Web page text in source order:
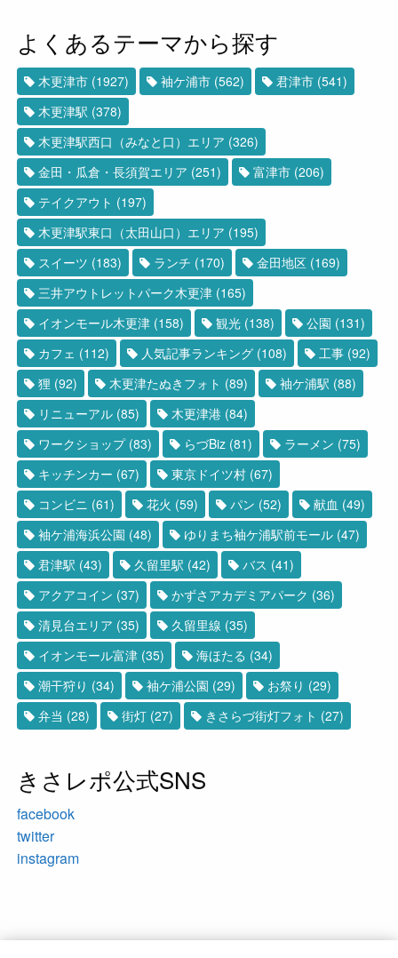
よくあるテーマから探す
木更津市 (1927) 袖ケ浦市 (562) 君津市 (541)
木更津駅 (378)
木更津駅西口（みなと口）エリア (326)
金田・瓜倉・長須賀エリア (251) 富津市 (206)
テイクアウト (197)
木更津駅東口（太田山口）エリア (195)
スイーツ (183) ランチ (170) 金田地区 (169)
三井アウトレットパーク木更津 (165)
イオンモール木更津 (158) 観光 (138) 公園 (131)
カフェ (112) 人気記事ランキング (108) 工事 (92)
狸 (92) 木更津たぬきフォト (89) 袖ケ浦駅 (88)
リニューアル (85) 木更津港 (84)
ワークショップ(83) らづBiz (81) ラーメン (75)
キッチンカー (67) 東京ドイツ村 (67)
コンビニ (61) 花火 (59) パン (52) 献血 (49)
袖ケ浦海浜公園 (48) ゆりまち袖ケ浦駅前モール (47)
君津駅 (43) 久留里駅 (42) バス (41)
アクアコイン (37) かずさアカデミアパーク (36)
清見台エリア (35) 久留里線 (35)
イオンモール富津 (35) 海ほたる (34)
潮干狩り (34) 袖ケ浦公園 (29) お祭り (29)
弁当 (28) 街灯 (27) きさらづ街灯フォト (27)
きさレポ公式SNS
facebook
twitter
instagram